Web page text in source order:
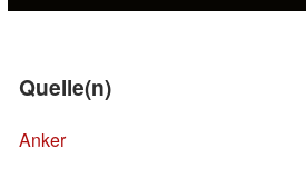
Quelle(n)
Anker